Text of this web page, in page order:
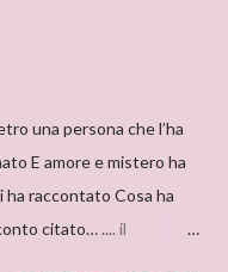
una persona che l’ha
E amore e mistero ha
ha raccontato Cosa ha
citato… .... il